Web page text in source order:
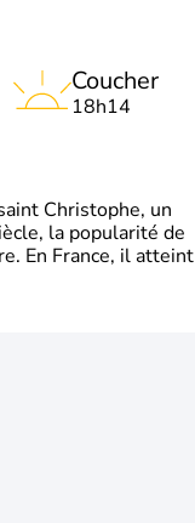
Coucher
18h14
Christophe, un
la popularité de
En France, il atteint